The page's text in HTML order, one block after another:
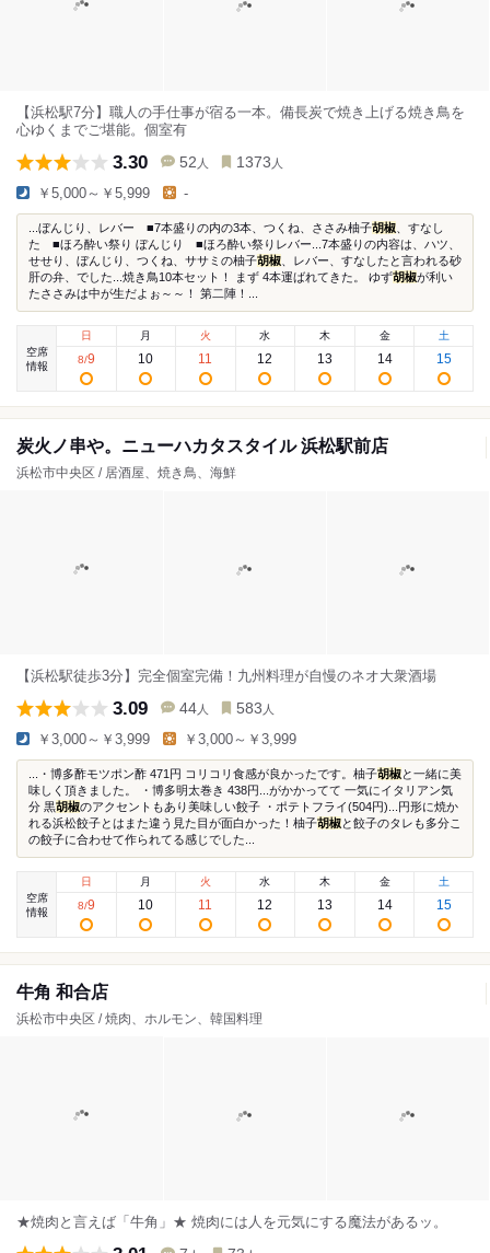
【浜松駅7分】職人の手仕事が宿る一本。備長炭で焼き上げる焼き鳥を
心ゆくまでご堪能。個室有
3.30 52 人 1373 人
￥5,000～￥5,999 -
...ぼんじり、レバー ■7本盛りの内の3本、つくね、ささみ柚子胡椒 、すなし
た ■ほろ酔い祭り ぼんじり ■ほろ酔い祭りレバー...7本盛りの内容は、ハツ、
せせり、ぼんじり、つくね、ササミの柚子胡椒 、レバー、すなしたと言われる砂
肝の弁、でした...焼き鳥10本セット！ まず 4本運ばれてきた。 ゆず胡椒が利い
たささみは中が生だよぉ～～！ 第二陣！...
空席
情報
日
8/9
月
10
火
11
水
12
木
13
金
14
土
15
炭火ノ串や。ニューハカタスタイル 浜松駅前店
浜松市中央区 / 居酒屋、焼き鳥、海鮮
【浜松駅徒歩3分】完全個室完備！九州料理が自慢のネオ大衆酒場
3.09 44 人 583 人
￥3,000～￥3,999 ￥3,000～￥3,999
...・博多酢モツポン酢 471円 コリコリ食感が良かったです。柚子胡椒と一緒に美
味しく頂きました。 ・博多明太巻き 438円...がかかってて 一気にイタリアン気
分 黒胡椒のアクセントもあり美味しい餃子 ・ポテトフライ(504円)...円形に焼か
れる浜松餃子とはまた違う見た目が面白かった！柚子胡椒と餃子のタレも多分こ
の餃子に合わせて作られてる感じでした...
空席
情報
日
8/9
月
10
火
11
水
12
木
13
金
14
土
15
牛角 和合店
浜松市中央区 / 焼肉、ホルモン、韓国料理
★焼肉と言えば「牛角」★ 焼肉には人を元気にする魔法があるッ。